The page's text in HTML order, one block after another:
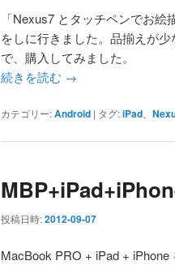
「Nexus7 とタッチペンでお
をしに行きました。品揃えが
で、購入してみました。
続きを読む →
カテゴリー:Android | タグ:iPad
投稿日時:2012-09-07
MacBook PRO + iPad +